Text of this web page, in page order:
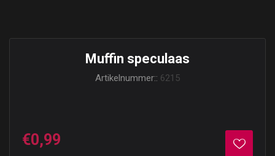
Muffin speculaas
Artikelnummer:: 6215
€0,99